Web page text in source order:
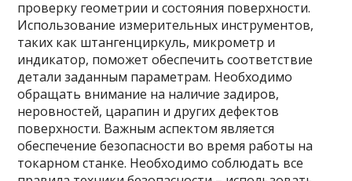
проверку геометрии и состояния поверхности.
Использование измерительных инструментов,
таких как штангенциркуль, микрометр и
индикатор, поможет обеспечить соответствие
детали заданным параметрам. Необходимо
обращать внимание на наличие задиров,
неровностей, царапин и других дефектов
поверхности. Важным аспектом является
обеспечение безопасности во время работы на
токарном станке. Необходимо соблюдать все